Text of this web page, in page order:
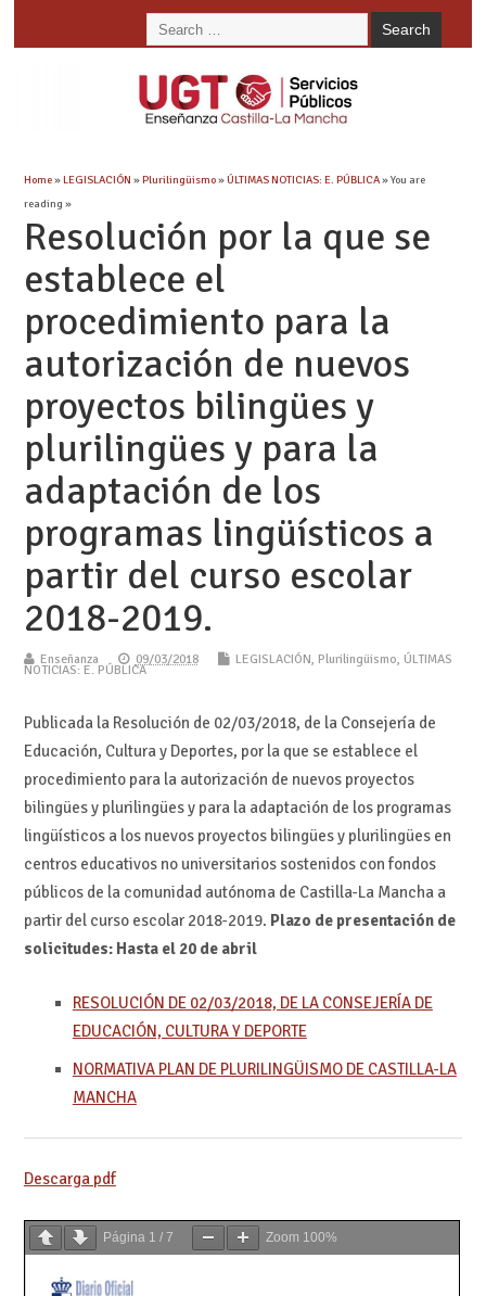
Home»LEGISLACIÓN »Plurilingüismo»ÚLTIMAS NOTICIAS: E. PÚBLICA» You are
reading »
Resolución por la que se
establece el
procedimiento para la
autorización de nuevos
proyectos bilingües y
plurilingües y para la
adaptación de los
programas lingüísticos a
partir del curso escolar
2018-2019.
Enseñanza 09/03/2018 LEGISLACIÓN, Plurilingüismo, ÚLTIMAS
NOTICIAS: E. PÚBLICA
Publicada la Resolución de 02/03/2018, de la Consejería de
Educación, Cultura y Deportes, por la que se establece el
procedimiento para la autorización de nuevos proyectos
bilingües y plurilingües y para la adaptación de los programas
lingüísticos a los nuevos proyectos bilingües y plurilingües en
centros educativos no universitarios sostenidos con fondos
públicos de la comunidad autónoma de Castilla-La Mancha a
partir del curso escolar 2018-2019. Plazo de presentación de
solicitudes: Hasta el 20 de abril
RESOLUCIÓN DE 02/03/2018, DE LA CONSEJERÍA DE
EDUCACIÓN, CULTURA Y DEPORTE
NORMATIVA PLAN DE PLURILINGÜISMO DE CASTILLA-LA
MANCHA
Descarga pdf
Página 1 / 7 Zoom 100%